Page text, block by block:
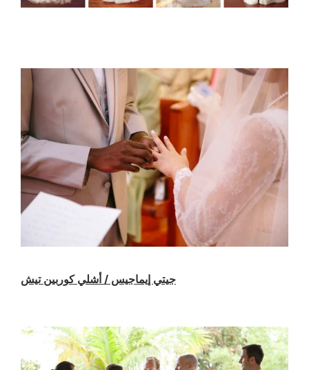
جيتي إيماجيس / أشلي كوربين تيش